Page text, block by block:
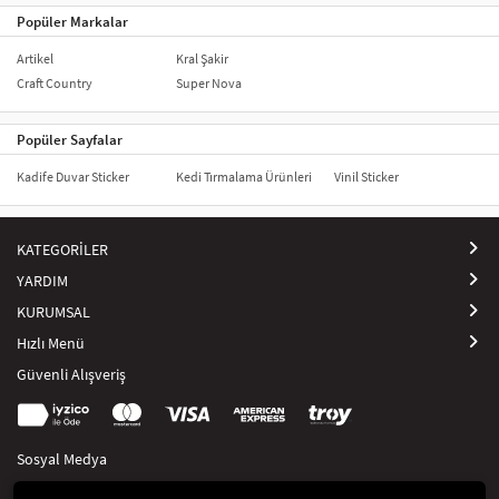
Popüler Markalar
Artikel
Craft Country
Kral Şakir
Super Nova
Popüler Sayfalar
Kadife Duvar Sticker Kedi Tırmalama Ürünleri Vinil Sticker
KATEGORİLER
YARDIM
KURUMSAL
Hızlı Menü
Güvenli Alışveriş
Sosyal Medya